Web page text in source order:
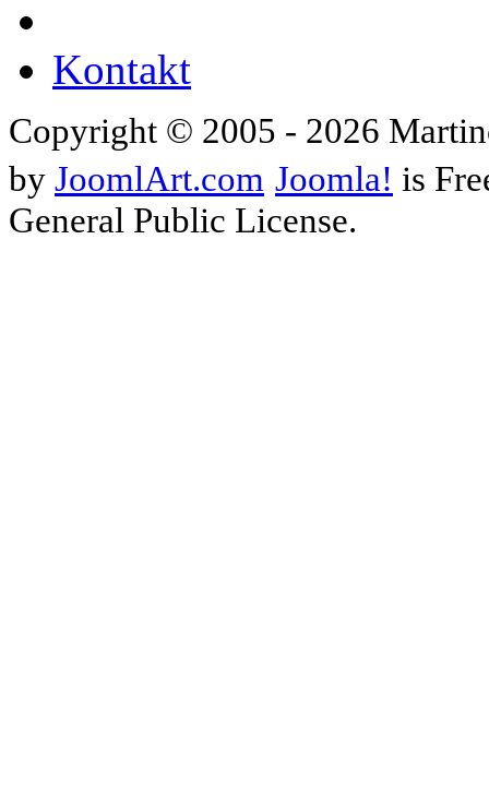
Kontakt
Copyright © 2005 - 2026
by JoomlArt.com Joomla! is
General Public License.